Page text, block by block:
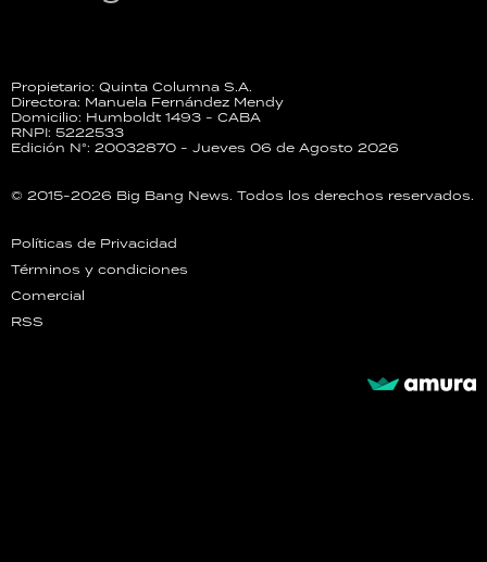
Propietario: Quinta Columna S.A.
Directora: Manuela Fernández Mendy
Domicilio: Humboldt 1493 - CABA
RNPI: 5222533
Edición N°: 20032870 - Jueves 06 de Agosto 2026
© 2015-2026 Big Bang News. Todos los derechos reservados.
Políticas de Privacidad
Términos y condiciones
Comercial
RSS